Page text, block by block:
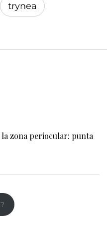
trynea
zona periocular: punta